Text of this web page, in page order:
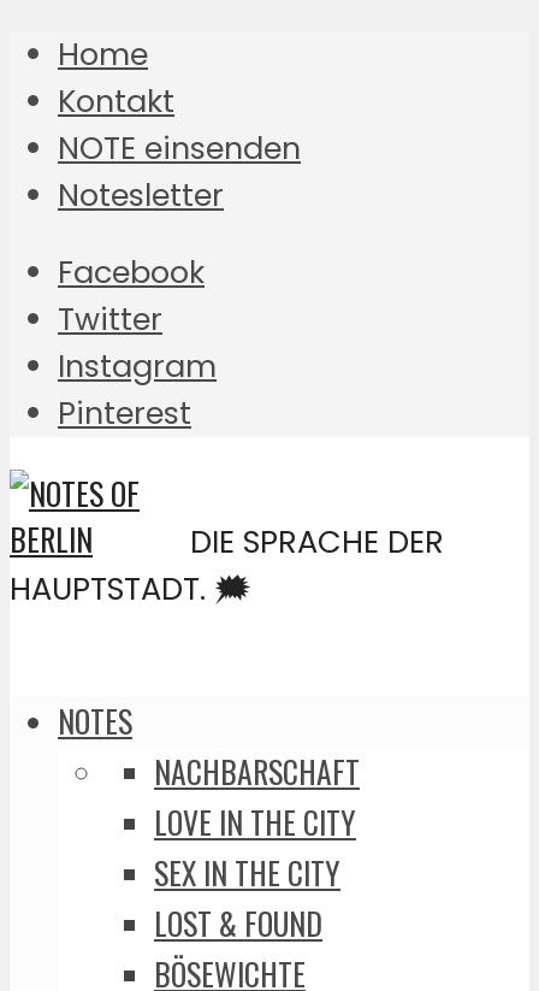
Home
Kontakt
NOTE einsenden
Notesletter
Facebook
Twitter
Instagram
Pinterest
DIE SPRACHE DER
HAUPTSTADT. 🗯️
NOTES
NACHBARSCHAFT
LOVE IN THE CITY
SEX IN THE CITY
LOST & FOUND
BÖSEWICHTE